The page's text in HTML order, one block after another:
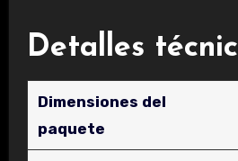
Detalles
Dimensiones del
paquete